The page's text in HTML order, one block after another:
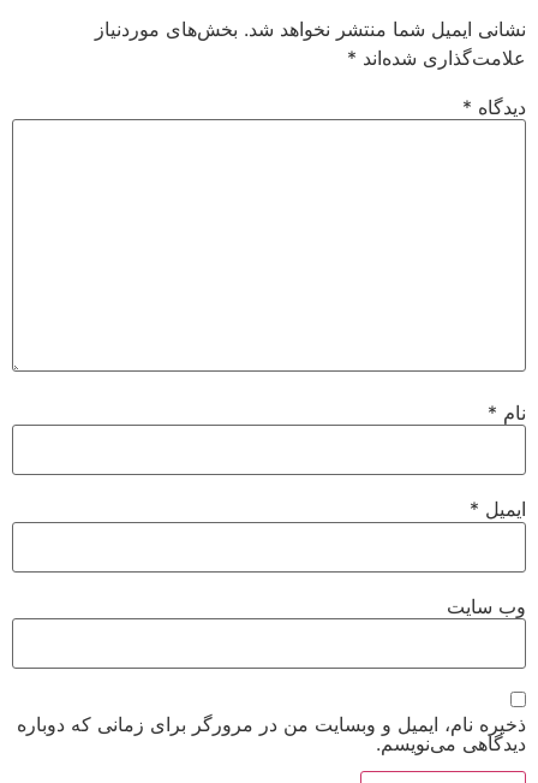
نشانی ایمیل شما منتشر نخواهد شد. بخش‌های موردنیاز
علامت‌گذاری شده‌اند *
دیدگاه *
نام *
ایمیل *
وب‌ سایت
ذخیره نام، ایمیل و وبسایت من در مرورگر برای زمانی که دوباره
دیدگاهی می‌نویسم.